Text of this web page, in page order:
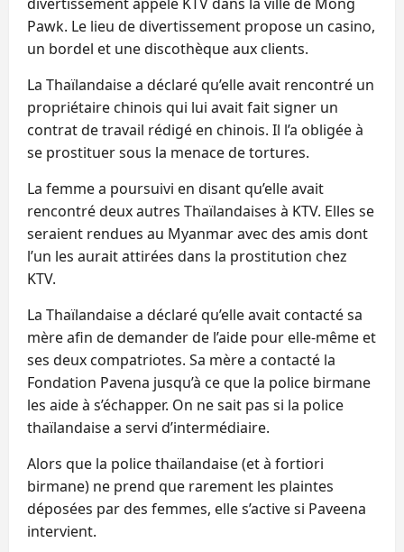
Pawk. Le lieu de divertissement propose un casino,
un bordel et une discothèque aux clients.
La Thaïlandaise a déclaré qu’elle avait rencontré un
propriétaire chinois qui lui avait fait signer un
contrat de travail rédigé en chinois. Il l’a obligée à
se prostituer sous la menace de tortures.
La femme a poursuivi en disant qu’elle avait
rencontré deux autres Thaïlandaises à KTV. Elles se
seraient rendues au Myanmar avec des amis dont
l’un les aurait attirées dans la prostitution chez
KTV.
La Thaïlandaise a déclaré qu’elle avait contacté sa
mère afin de demander de l’aide pour elle-même et
ses deux compatriotes. Sa mère a contacté la
Fondation Pavena jusqu’à ce que la police birmane
les aide à s’échapper. On ne sait pas si la police
thaïlandaise a servi d’intermédiaire.
Alors que la police thaïlandaise (et à fortiori
birmane) ne prend que rarement les plaintes
déposées par des femmes, elle s’active si Paveena
intervient.